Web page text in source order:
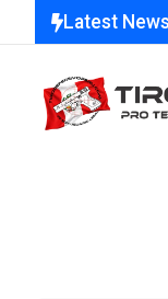
Latest News
Vive Menos de